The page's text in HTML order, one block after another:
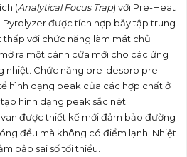
(Analytical Focus Trap) với Pre-Heat
được tích hợp bẫy tập trung
thấp với chức năng làm mát chủ
ra một cánh cửa mới cho các ứng
nhiệt. Chức năng pre-desorb pre-
hình dạng peak của các hợp chất ở
hình dạng peak sắc nét.
được thiết kế mới đảm bảo đường
đều mà không có điểm lạnh. Nhiệt
bảo sai số tối thiểu.